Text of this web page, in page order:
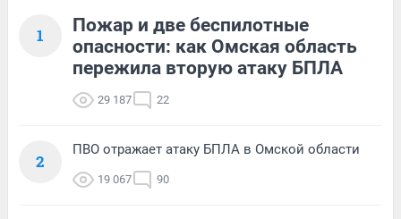
1
Пожар и две беспилотные
опасности: как Омская область
пережила вторую атаку БПЛА
29 187 22
2
ПВО отражает атаку БПЛА в Омской области
19 067 90